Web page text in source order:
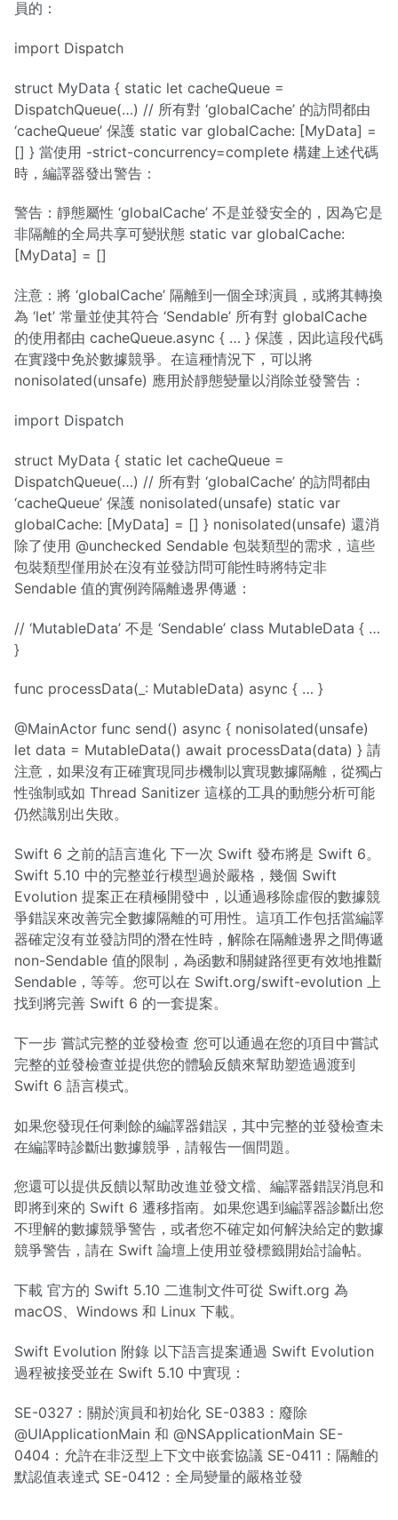
員的：
import Dispatch
struct MyData { static let cacheQueue =
DispatchQueue(…) // 所有對 ‘globalCache’ 的訪問都由
‘cacheQueue’ 保護 static var globalCache: [MyData] =
[] } 當使用 -strict-concurrency=complete 構建上述代碼
時，編譯器發出警告：
警告：靜態屬性 ‘globalCache’ 不是並發安全的，因為它是
非隔離的全局共享可變狀態 static var globalCache:
[MyData] = []
注意：將 ‘globalCache’ 隔離到一個全球演員，或將其轉換
為 ‘let’ 常量並使其符合 ‘Sendable’ 所有對 globalCache
的使用都由 cacheQueue.async { … } 保護，因此這段代碼
在實踐中免於數據競爭。在這種情況下，可以將
nonisolated(unsafe) 應用於靜態變量以消除並發警告：
import Dispatch
struct MyData { static let cacheQueue =
DispatchQueue(…) // 所有對 ‘globalCache’ 的訪問都由
‘cacheQueue’ 保護 nonisolated(unsafe) static var
globalCache: [MyData] = [] } nonisolated(unsafe) 還消
除了使用 @unchecked Sendable 包裝類型的需求，這些
包裝類型僅用於在沒有並發訪問可能性時將特定非
Sendable 值的實例跨隔離邊界傳遞：
// ‘MutableData’ 不是 ‘Sendable’ class MutableData { …
}
func processData(_: MutableData) async { … }
@MainActor func send() async { nonisolated(unsafe)
let data = MutableData() await processData(data) } 請
注意，如果沒有正確實現同步機制以實現數據隔離，從獨占
性強制或如 Thread Sanitizer 這樣的工具的動態分析可能
仍然識別出失敗。
Swift 6 之前的語言進化 下一次 Swift 發布將是 Swift 6。
Swift 5.10 中的完整並行模型過於嚴格，幾個 Swift
Evolution 提案正在積極開發中，以通過移除虛假的數據競
爭錯誤來改善完全數據隔離的可用性。這項工作包括當編譯
器確定沒有並發訪問的潛在性時，解除在隔離邊界之間傳遞
non-Sendable 值的限制，為函數和關鍵路徑更有效地推斷
Sendable，等等。您可以在 Swift.org/swift-evolution 上
找到將完善 Swift 6 的一套提案。
下一步 嘗試完整的並發檢查 您可以通過在您的項目中嘗試
完整的並發檢查並提供您的體驗反饋來幫助塑造過渡到
Swift 6 語言模式。
如果您發現任何剩餘的編譯器錯誤，其中完整的並發檢查未
在編譯時診斷出數據競爭，請報告一個問題。
您還可以提供反饋以幫助改進並發文檔、編譯器錯誤消息和
即將到來的 Swift 6 遷移指南。如果您遇到編譯器診斷出您
不理解的數據競爭警告，或者您不確定如何解決給定的數據
競爭警告，請在 Swift 論壇上使用並發標籤開始討論帖。
下載 官方的 Swift 5.10 二進制文件可從 Swift.org 為
macOS、Windows 和 Linux 下載。
Swift Evolution 附錄 以下語言提案通過 Swift Evolution
過程被接受並在 Swift 5.10 中實現：
SE-0327：關於演員和初始化 SE-0383：廢除
@UIApplicationMain 和 @NSApplicationMain SE-
0404：允許在非泛型上下文中嵌套協議 SE-0411：隔離的
默認值表達式 SE-0412：全局變量的嚴格並發